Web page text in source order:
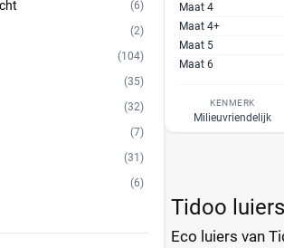
(6)
(2)
(104)
(35)
(32)
(7)
(31)
(6)
(9)
Maat 4
Maat 4+
Maat 5
Maat 6
KENMERK
Milieuvriendelijk
Tidoo luiers
Eco luiers van